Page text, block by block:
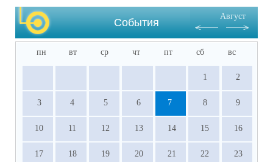
События
Август
пн вт ср чт пт сб вс
1 2
3 4 5 6 7 8 9
10 11 12 13 14 15 16
17 18 19 20 21 22 23